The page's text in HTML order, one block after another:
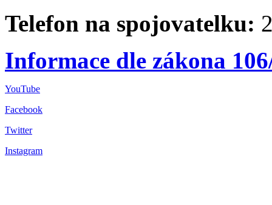
Telefon na spojovatelku:
Informace dle zákona
YouTube
Facebook
Twitter
Instagram